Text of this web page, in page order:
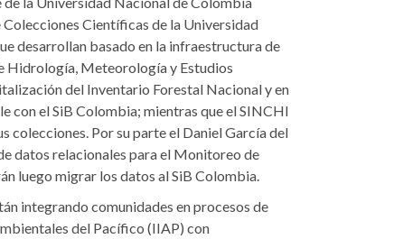
Colecciones Científicas de la Universidad
desarrollan basado en la infraestructura de
Hidrología, Meteorología y Estudios
del Inventario Forestal Nacional y en
con el SiB Colombia; mientras que el SINCHI
colecciones. Por su parte el Daniel García del
datos relacionales para el Monitoreo de
luego migrar los datos al SiB Colombia.
integrando comunidades en procesos de
del Pacífico (IIAP) con